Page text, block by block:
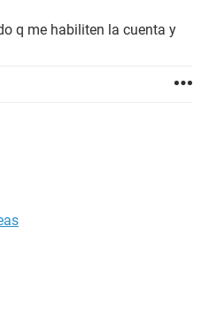
q me habiliten la cuenta y